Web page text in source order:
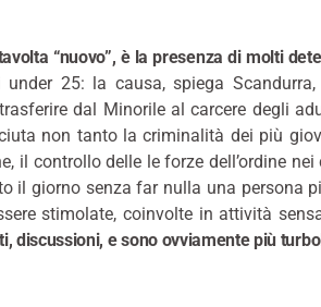
“nuovo”, è la presenza di molti
25: la causa, spiega
dal Minorile al carcere degli
non tanto la criminalità dei più
il controllo delle le forze dell’ordine
il giorno senza far nulla una persona
stimolate, coinvolte in attività
discussioni, e sono ovviamente più